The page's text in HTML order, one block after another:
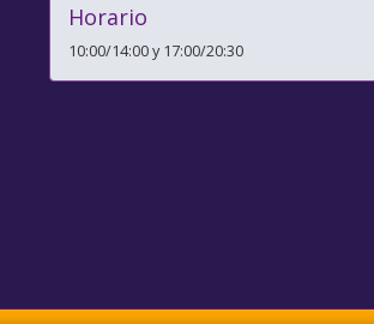
Horario
10:00/14:00 y 17:00/20:30